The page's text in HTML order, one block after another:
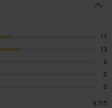
11
13
6
0
0
3.7/5